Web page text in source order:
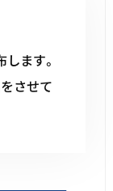
ます。
させて